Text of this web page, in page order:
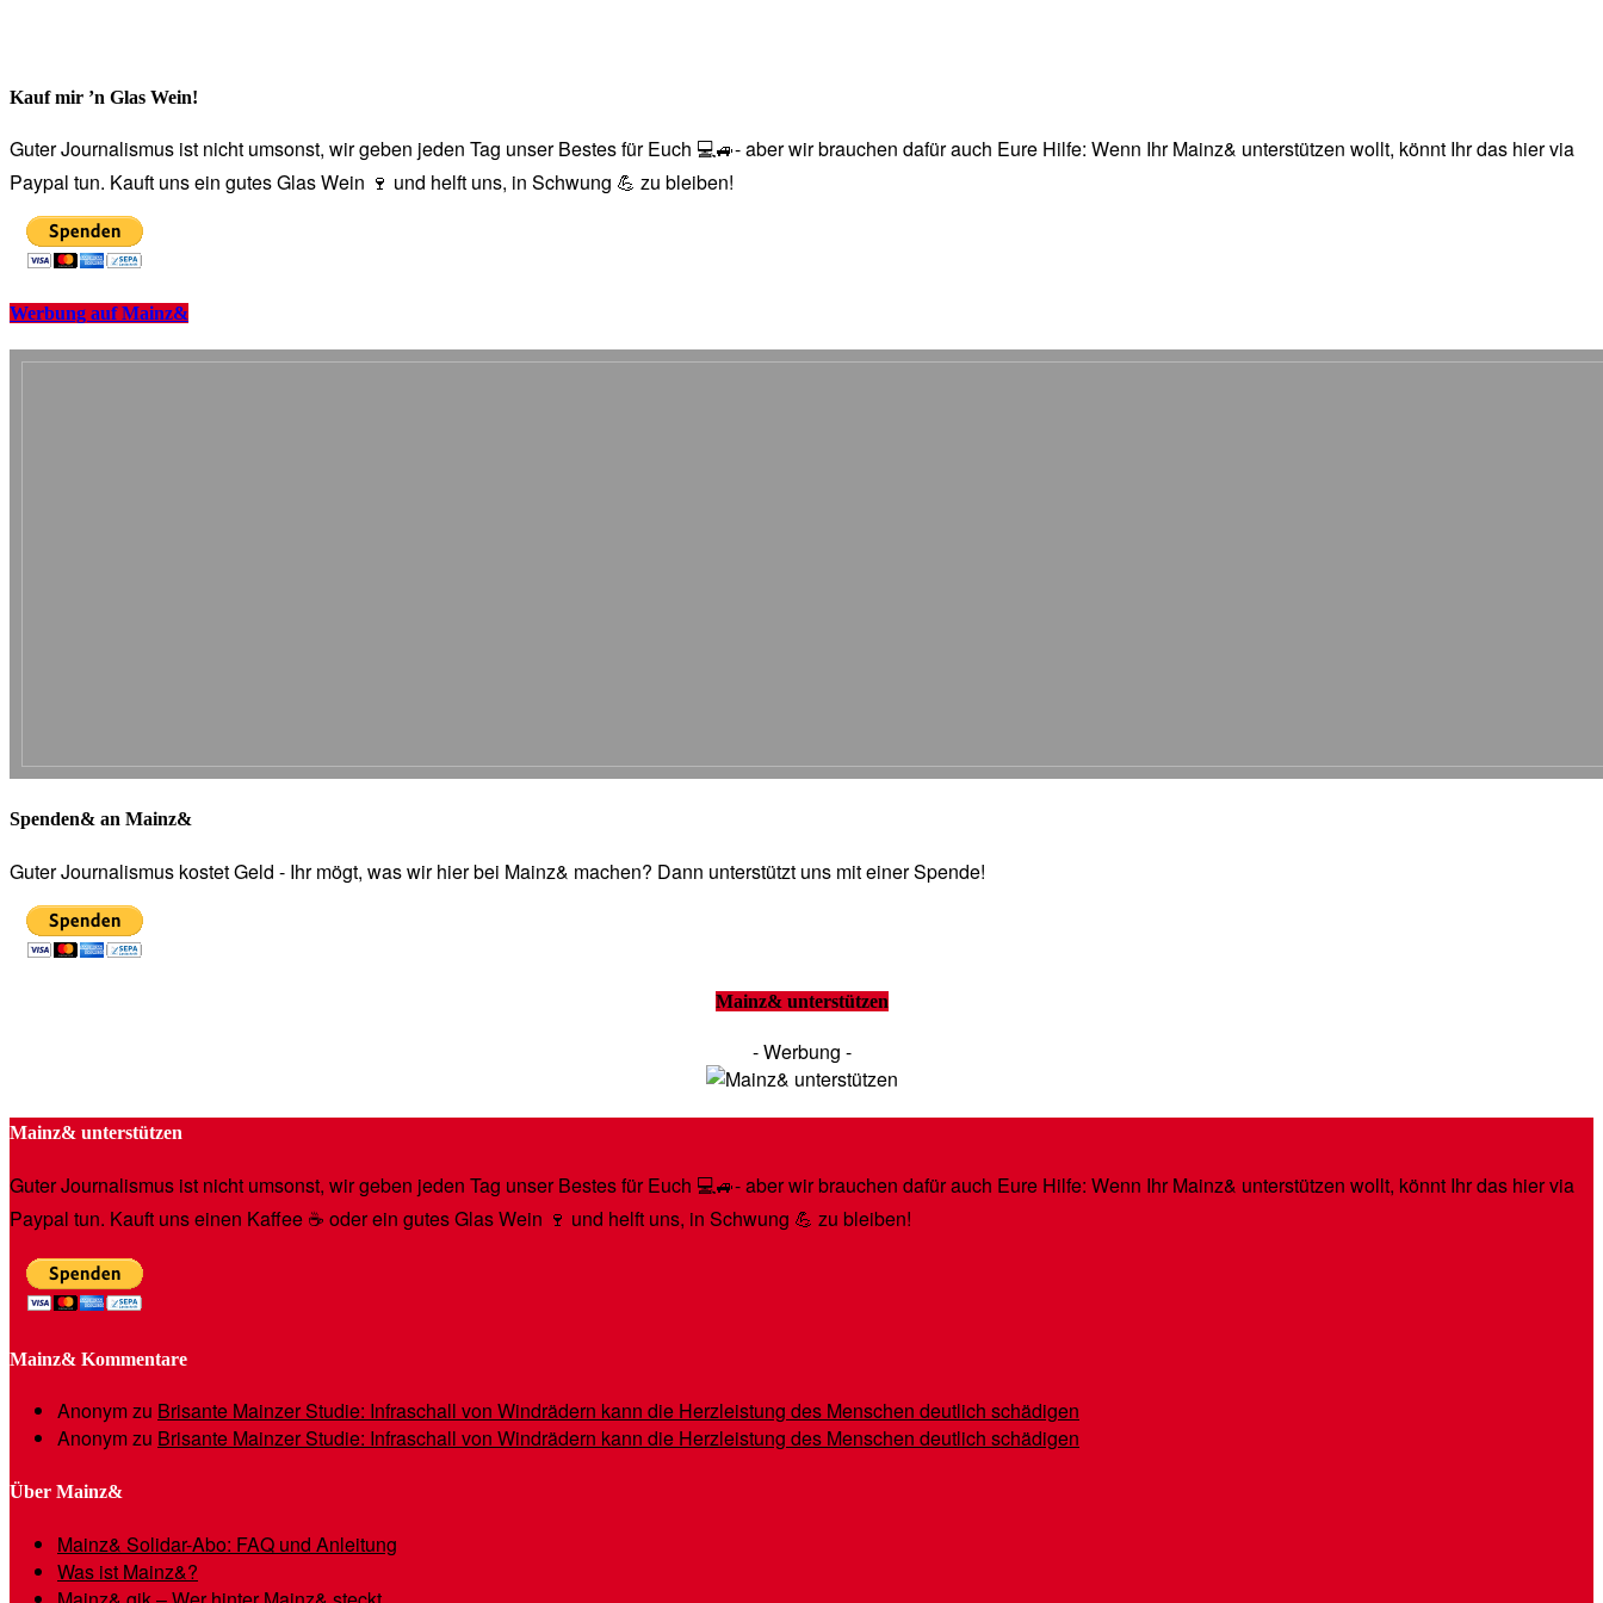
Kauf mir ’n Glas Wein!
Guter Journalismus ist nicht umsonst, wir geben jeden Tag unser Bestes für Euch 💻🚙- aber wir brauchen dafür auch Eure Hilfe: Wenn Ihr Mainz& unterstützen wollt, könnt Ihr das hier via
Paypal tun. Kauft uns ein gutes Glas Wein 🍷 und helft uns, in Schwung 💪 zu bleiben!
Werbung auf Mainz&
Spenden& an Mainz&
Guter Journalismus kostet Geld - Ihr mögt, was wir hier bei Mainz& machen? Dann unterstützt uns mit einer Spende!
Mainz& unterstützen
- Werbung -
Mainz& unterstützen
Guter Journalismus ist nicht umsonst, wir geben jeden Tag unser Bestes für Euch 💻🚙- aber wir brauchen dafür auch Eure Hilfe: Wenn Ihr Mainz& unterstützen wollt, könnt Ihr das hier via
Paypal tun. Kauft uns einen Kaffee ☕️ oder ein gutes Glas Wein 🍷 und helft uns, in Schwung 💪 zu bleiben!
Mainz& Kommentare
Anonymzu Brisante Mainzer Studie: Infraschall von Windrädern kann die Herzleistung des Menschen deutlich schädigen
Anonymzu Brisante Mainzer Studie: Infraschall von Windrädern kann die Herzleistung des Menschen deutlich schädigen
Über Mainz&
Mainz& Solidar-Abo: FAQ und Anleitung
Was ist Mainz&?